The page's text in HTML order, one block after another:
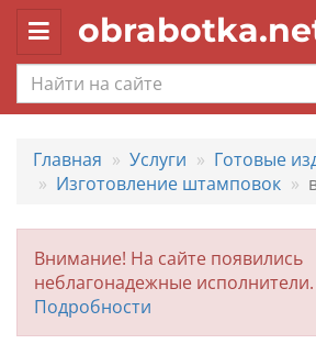
Toggle
navigation
Главная Услуги
Готовые
Изготовление штамповок
Внимание! На сайте появились
неблагонадежные исполнители.
Подробности